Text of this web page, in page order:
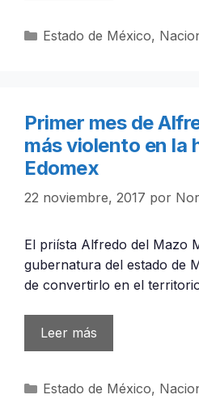
Categorías
Estado de México,
Primer mes de
más violento en la
Edomex
22 noviembre, 2017 por
El priísta Alfredo del Mazo
gubernatura del estado de
de convertirlo en el
Leer más
Categorías
Estado de México,